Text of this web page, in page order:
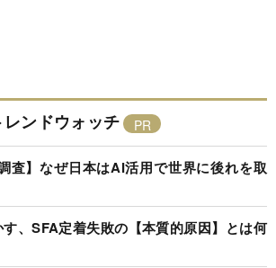
レンドウォッチ
査】なぜ日本はAI活用で世界に後れを取
、SFA定着失敗の【本質的原因】とは何